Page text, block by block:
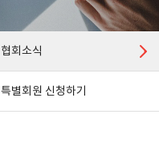
협회소식
특별회원 신청하기